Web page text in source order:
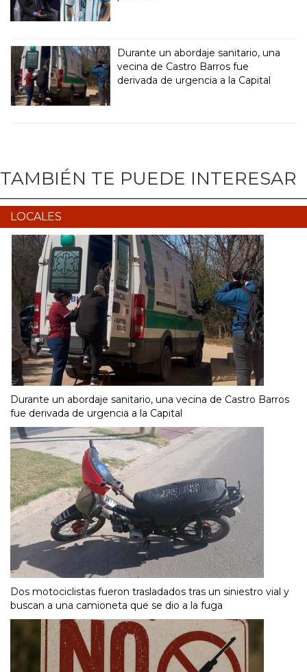
Durante un abordaje sanitario, una
vecina de Castro Barros fue
derivada de urgencia a la Capital
TAMBIÉN TE PUEDE INTERESAR
LOCALES
Durante un abordaje sanitario, una vecina de Castro Barros
fue derivada de urgencia a la Capital
Dos motociclistas fueron trasladados tras un siniestro vial y
buscan a una camioneta que se dio a la fuga